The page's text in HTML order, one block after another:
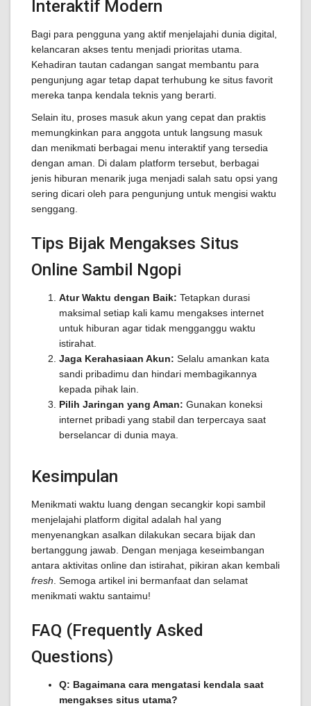
Interaktif Modern
Bagi para pengguna yang aktif menjelajahi dunia digital,
kelancaran akses tentu menjadi prioritas utama.
Kehadiran tautan cadangan sangat membantu para
pengunjung agar tetap dapat terhubung ke situs favorit
mereka tanpa kendala teknis yang berarti.
Selain itu, proses masuk akun yang cepat dan praktis
memungkinkan para anggota untuk langsung masuk
dan menikmati berbagai menu interaktif yang tersedia
dengan aman. Di dalam platform tersebut, berbagai
jenis hiburan menarik juga menjadi salah satu opsi yang
sering dicari oleh para pengunjung untuk mengisi waktu
senggang.
Tips Bijak Mengakses Situs
Online Sambil Ngopi
Atur Waktu dengan Baik: Tetapkan durasi
maksimal setiap kali kamu mengakses internet
untuk hiburan agar tidak mengganggu waktu
istirahat.
Jaga Kerahasiaan Akun: Selalu amankan kata
sandi pribadimu dan hindari membagikannya
kepada pihak lain.
Pilih Jaringan yang Aman: Gunakan koneksi
internet pribadi yang stabil dan terpercaya saat
berselancar di dunia maya.
Kesimpulan
Menikmati waktu luang dengan secangkir kopi sambil
menjelajahi platform digital adalah hal yang
menyenangkan asalkan dilakukan secara bijak dan
bertanggung jawab. Dengan menjaga keseimbangan
antara aktivitas online dan istirahat, pikiran akan kembali
fresh . Semoga artikel ini bermanfaat dan selamat
menikmati waktu santaimu!
FAQ (Frequently Asked
Questions)
Q: Bagaimana cara mengatasi kendala saat
mengakses situs utama?